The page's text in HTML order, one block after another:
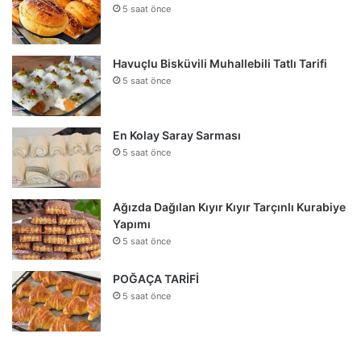
5 saat önce
Havuçlu Bisküvili Muhallebili Tatlı Tarifi
5 saat önce
En Kolay Saray Sarması
5 saat önce
Ağızda Dağılan Kıyır Kıyır Tarçınlı Kurabiye
Yapımı
5 saat önce
POĞAÇA TARİFİ
5 saat önce